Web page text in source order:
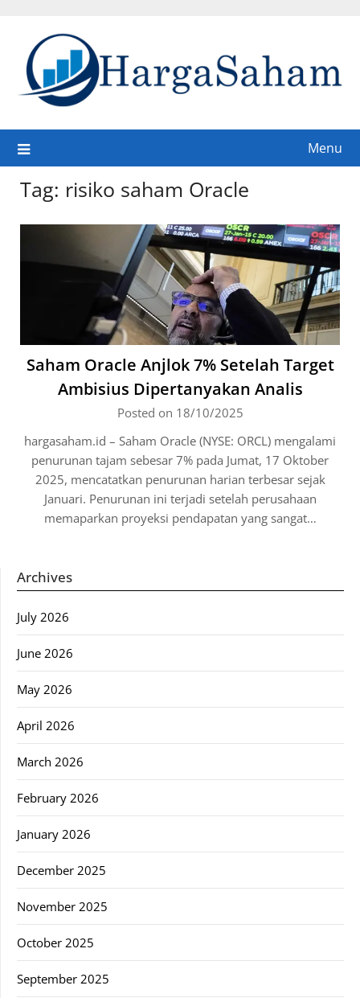
content
Menu
Tag: risiko saham Oracle
Saham Oracle Anjlok 7% Setelah Target
Ambisius Dipertanyakan Analis
Posted on 18/10/2025
hargasaham.id – Saham Oracle (NYSE: ORCL) mengalami
penurunan tajam sebesar 7% pada Jumat, 17 Oktober
2025, mencatatkan penurunan harian terbesar sejak
Januari. Penurunan ini terjadi setelah perusahaan
memaparkan proyeksi pendapatan yang sangat…
Archives
July 2026
June 2026
May 2026
April 2026
March 2026
February 2026
January 2026
December 2025
November 2025
October 2025
September 2025